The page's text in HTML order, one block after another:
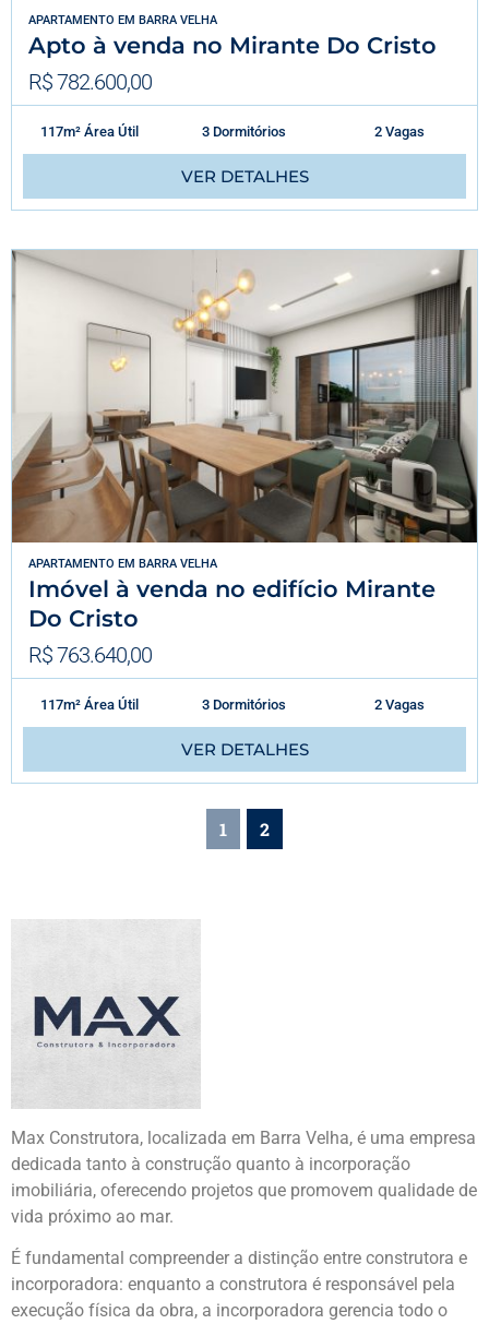
APARTAMENTO EM BARRA VELHA
Apto à venda no Mirante Do Cristo
R$ 782.600,00
117m² Área Útil 3 Dormitórios 2 Vagas
VER DETALHES
APARTAMENTO EM BARRA VELHA
Imóvel à venda no edifício Mirante
Do Cristo
R$ 763.640,00
117m² Área Útil 3 Dormitórios 2 Vagas
VER DETALHES
1 2
Max Construtora, localizada em Barra Velha, é uma empresa
dedicada tanto à construção quanto à incorporação
imobiliária, oferecendo projetos que promovem qualidade de
vida próximo ao mar.
É fundamental compreender a distinção entre construtora e
incorporadora: enquanto a construtora é responsável pela
execução física da obra, a incorporadora gerencia todo o